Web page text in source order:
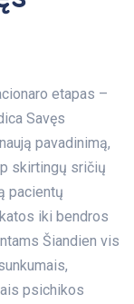
etapas –
Savęs
pavadinimą,
skirtingų sričių
pacientų
iki bendros
Šiandien vis
psichikos